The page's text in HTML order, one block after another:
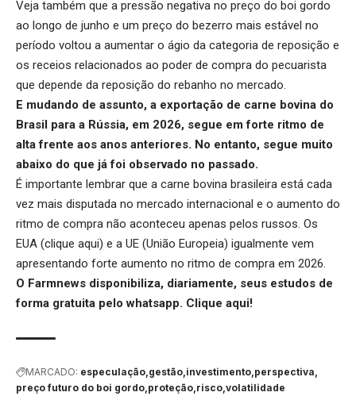
Veja também que a pressão negativa no preço do boi gordo
ao longo de junho e um preço do bezerro mais estável no
período voltou a aumentar o ágio da categoria de reposição e
os receios relacionados ao poder de compra do pecuarista
que depende da reposição do rebanho no mercado.
E mudando de assunto, a exportação de carne bovina do
Brasil para a Rússia, em 2026, segue em forte ritmo de
alta frente aos anos anteriores. No entanto, segue muito
abaixo do que já foi observado no passado.
É importante lembrar que a carne bovina brasileira está cada
vez mais disputada no mercado internacional e o aumento do
ritmo de compra não aconteceu apenas pelos russos. Os
EUA (clique aqui) e a UE (União Europeia) igualmente vem
apresentando forte aumento no ritmo de compra em 2026.
O Farmnews disponibiliza, diariamente, seus estudos de
forma gratuita pelo whatsapp. Clique aqui!
MARCADO: especulação gestão investimento perspectiva
preço futuro do boi gordo proteção risco volatilidade